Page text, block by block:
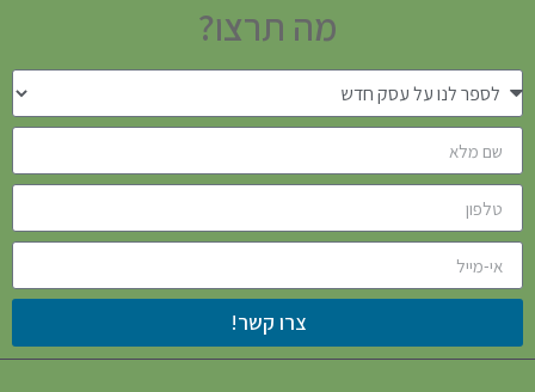
מה תרצו?
צרו קשר!